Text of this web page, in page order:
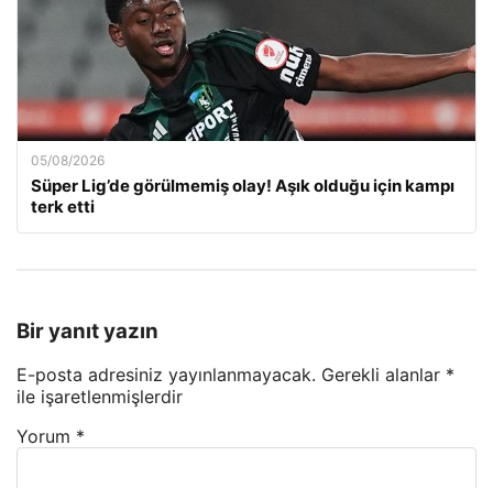
05/08/2026
Süper Lig’de görülmemiş olay! Aşık olduğu için kampı
terk etti
Bir yanıt yazın
E-posta adresiniz yayınlanmayacak. Gerekli alanlar *
ile işaretlenmişlerdir
Yorum *